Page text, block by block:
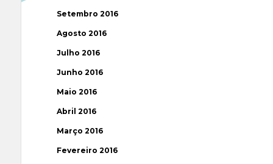
Setembro 2016
Agosto 2016
Julho 2016
Junho 2016
Maio 2016
Abril 2016
Março 2016
Fevereiro 2016